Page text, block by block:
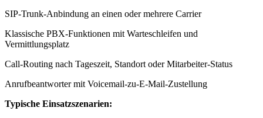
SIP-Trunk-Anbindung an einen oder mehrere Carrier
Klassische PBX-Funktionen mit Warteschleifen und
Vermittlungsplatz
Call-Routing nach Tageszeit, Standort oder Mitarbeiter-Status
Anrufbeantworter mit Voicemail-zu-E-Mail-Zustellung
Typische Einsatzszenarien: